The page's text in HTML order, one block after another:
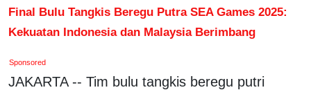
Final Bulu Tangkis Beregu Putra SEA Games 2025:
Kekuatan Indonesia dan Malaysia Berimbang
Sponsored
JAKARTA -- Tim bulu tangkis beregu putri